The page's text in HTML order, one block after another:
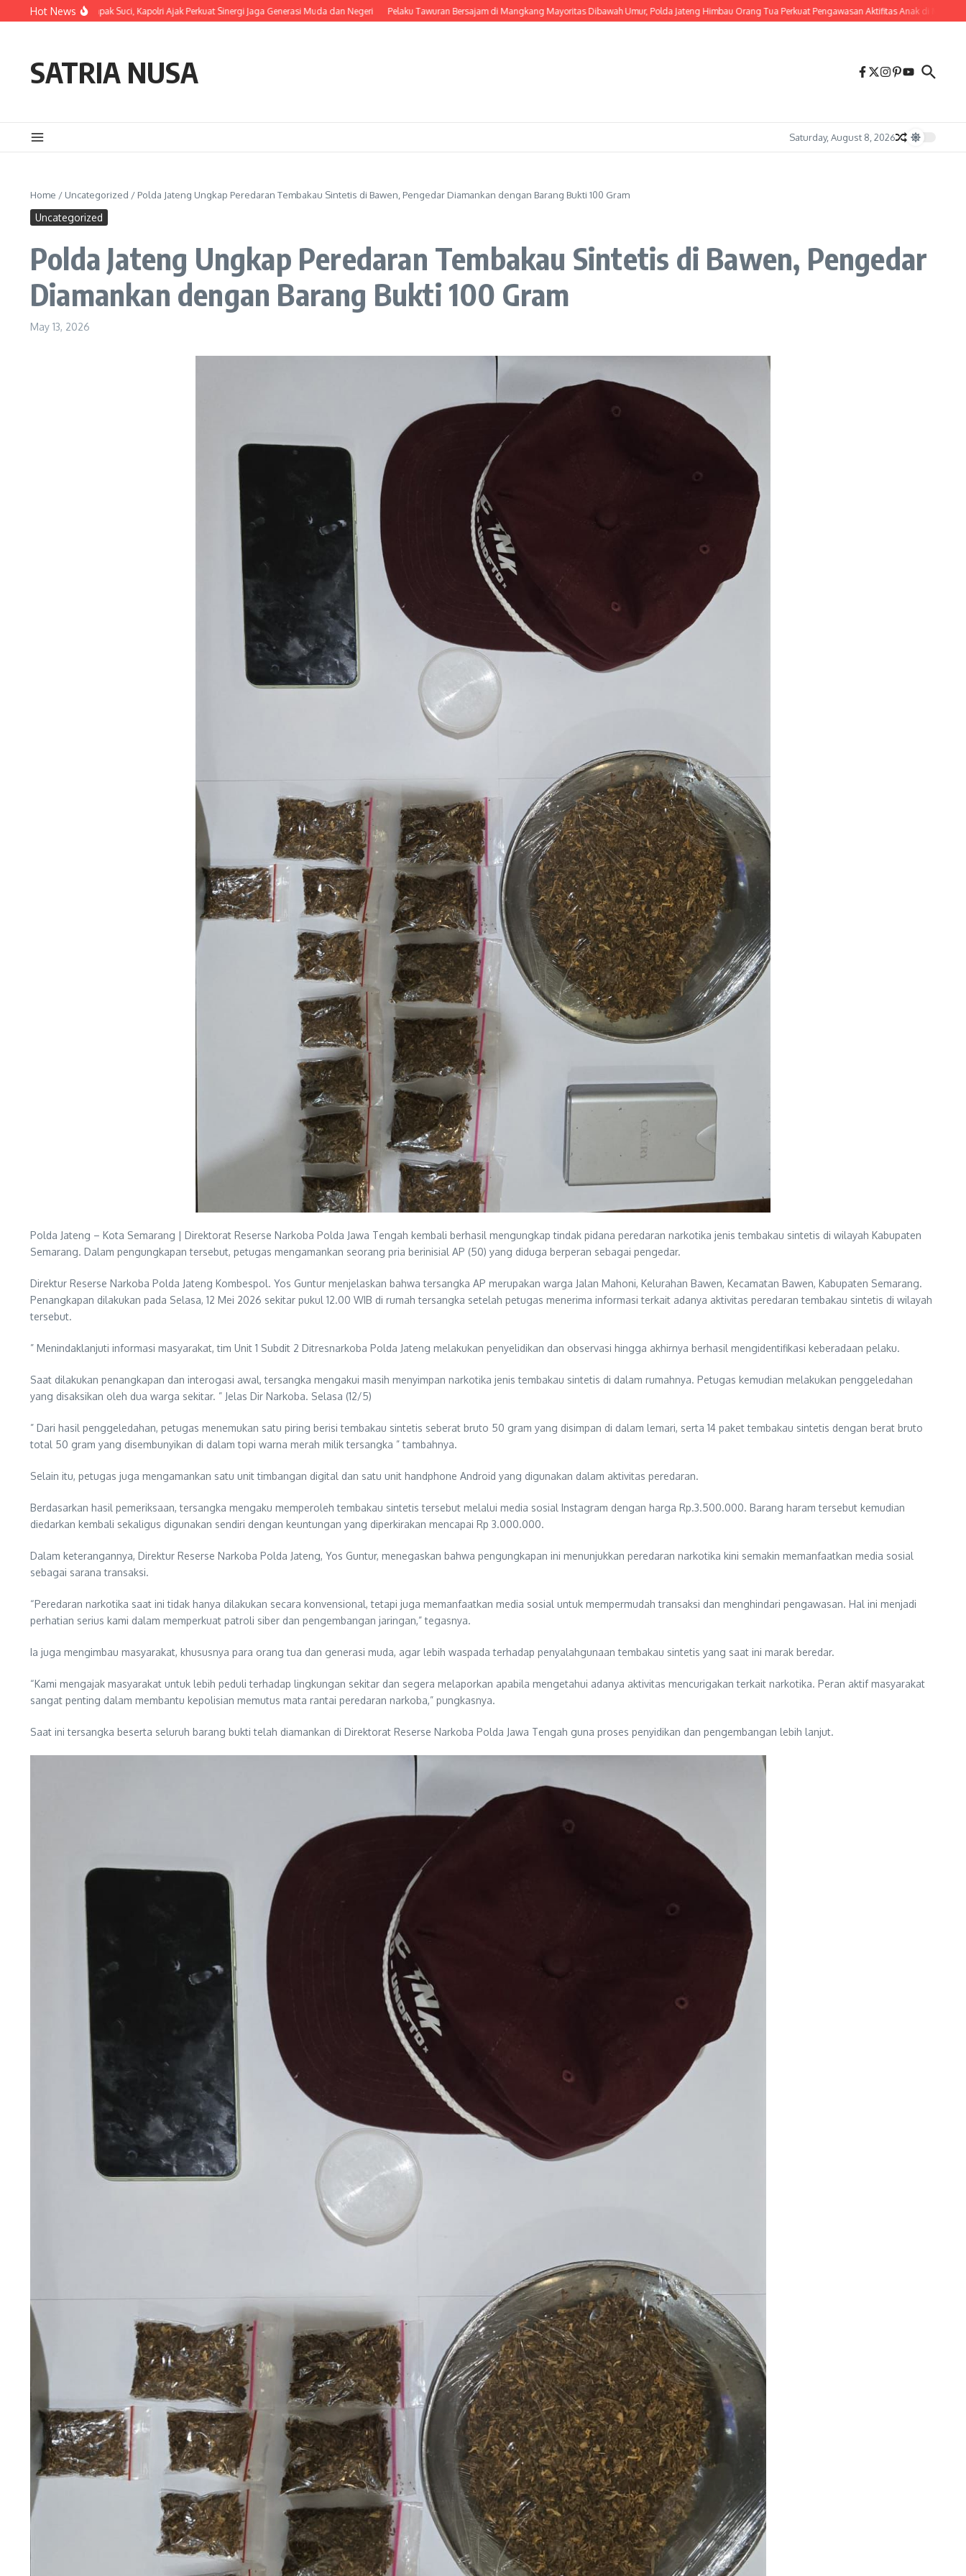
Skip to content
Hot News
Tapak Suci, Kapolri Ajak Perkuat Sinergi Jaga Generasi Muda dan Negeri Pelaku Tawuran Bersajam di Mangkang Mayoritas Dibawah Umur, Polda Jateng Himbau Orang Tua Perkuat Pengawasan Aktifitas Anak di Malam Hari
SATRIA NUSA
Saturday, August 8, 2026
Home / Uncategorized / Polda Jateng Ungkap Peredaran Tembakau Sintetis di Bawen, Pengedar Diamankan dengan Barang Bukti 100 Gram
Uncategorized
Polda Jateng Ungkap Peredaran Tembakau Sintetis di Bawen, Pengedar
Diamankan dengan Barang Bukti 100 Gram
May 13, 2026
Polda Jateng – Kota Semarang | Direktorat Reserse Narkoba Polda Jawa Tengah kembali berhasil mengungkap tindak pidana peredaran narkotika jenis tembakau sintetis di wilayah Kabupaten
Semarang. Dalam pengungkapan tersebut, petugas mengamankan seorang pria berinisial AP (50) yang diduga berperan sebagai pengedar.
Direktur Reserse Narkoba Polda Jateng Kombespol. Yos Guntur menjelaskan bahwa tersangka AP merupakan warga Jalan Mahoni, Kelurahan Bawen, Kecamatan Bawen, Kabupaten Semarang.
Penangkapan dilakukan pada Selasa, 12 Mei 2026 sekitar pukul 12.00 WIB di rumah tersangka setelah petugas menerima informasi terkait adanya aktivitas peredaran tembakau sintetis di wilayah
tersebut.
” Menindaklanjuti informasi masyarakat, tim Unit 1 Subdit 2 Ditresnarkoba Polda Jateng melakukan penyelidikan dan observasi hingga akhirnya berhasil mengidentifikasi keberadaan pelaku.
Saat dilakukan penangkapan dan interogasi awal, tersangka mengakui masih menyimpan narkotika jenis tembakau sintetis di dalam rumahnya. Petugas kemudian melakukan penggeledahan
yang disaksikan oleh dua warga sekitar. ” Jelas Dir Narkoba. Selasa (12/5)
” Dari hasil penggeledahan, petugas menemukan satu piring berisi tembakau sintetis seberat bruto 50 gram yang disimpan di dalam lemari, serta 14 paket tembakau sintetis dengan berat bruto
total 50 gram yang disembunyikan di dalam topi warna merah milik tersangka ” tambahnya.
Selain itu, petugas juga mengamankan satu unit timbangan digital dan satu unit handphone Android yang digunakan dalam aktivitas peredaran.
Berdasarkan hasil pemeriksaan, tersangka mengaku memperoleh tembakau sintetis tersebut melalui media sosial Instagram dengan harga Rp.3.500.000. Barang haram tersebut kemudian
diedarkan kembali sekaligus digunakan sendiri dengan keuntungan yang diperkirakan mencapai Rp 3.000.000.
Dalam keterangannya, Direktur Reserse Narkoba Polda Jateng, Yos Guntur, menegaskan bahwa pengungkapan ini menunjukkan peredaran narkotika kini semakin memanfaatkan media sosial
sebagai sarana transaksi.
“Peredaran narkotika saat ini tidak hanya dilakukan secara konvensional, tetapi juga memanfaatkan media sosial untuk mempermudah transaksi dan menghindari pengawasan. Hal ini menjadi
perhatian serius kami dalam memperkuat patroli siber dan pengembangan jaringan,” tegasnya.
Ia juga mengimbau masyarakat, khususnya para orang tua dan generasi muda, agar lebih waspada terhadap penyalahgunaan tembakau sintetis yang saat ini marak beredar.
“Kami mengajak masyarakat untuk lebih peduli terhadap lingkungan sekitar dan segera melaporkan apabila mengetahui adanya aktivitas mencurigakan terkait narkotika. Peran aktif masyarakat
sangat penting dalam membantu kepolisian memutus mata rantai peredaran narkoba,” pungkasnya.
Saat ini tersangka beserta seluruh barang bukti telah diamankan di Direktorat Reserse Narkoba Polda Jawa Tengah guna proses penyidikan dan pengembangan lebih lanjut.